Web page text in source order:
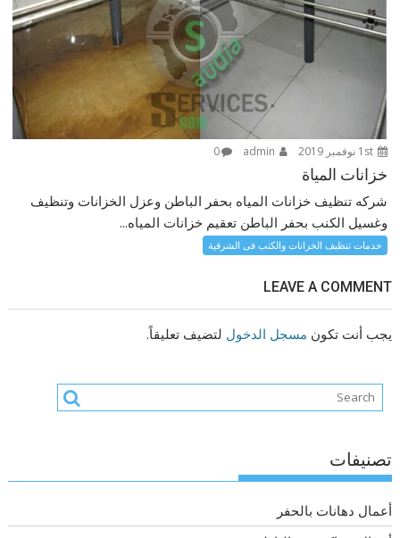
1st نوفمبر 2019 0
خزانات المياة
شركه تنظيف خزانات المياه بحفر الباطن وعزل الخزانات وتنظيف
وغسيل الكنب بحفر الباطن تعقيم خزانات المياه...
خدمات تنظيف الخزانات والكنب فى الشرقية
LEAVE A COMMENT
يجب أنت تكون مسجل الدخول لتضيف تعليقاً.
تصنيفات
أعمال دهانات بالحفر